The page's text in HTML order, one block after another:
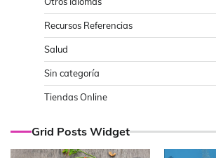
Recursos Referencias
Salud
Sin categoría
Tiendas Online
Grid Posts Widget